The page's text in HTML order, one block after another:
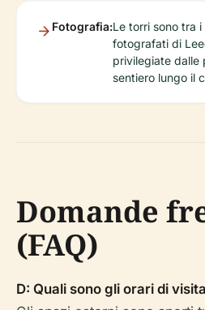
Fotografia:Le torri sono tra
fotografati di
privilegiate dalle
sentiero lungo il
Domande
(FAQ)
D: Quali sono gli orari di